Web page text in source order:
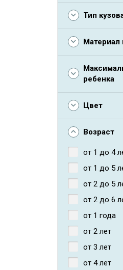
Тип
Материал
ребенка
Цвет
Возраст
от 1 до 4
от 1 до 5
от 2 до 5
от 2 до 6
от 1 года
от 2 лет
от 3 лет
от 4 лет